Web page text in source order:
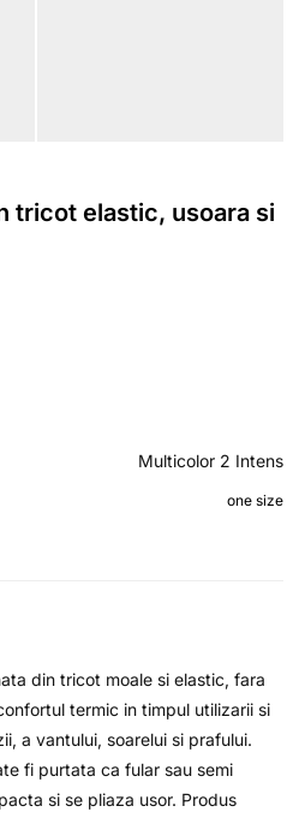
tricot elastic, usoara si
Multicolor 2 Intens
one size
din tricot moale si elastic, fara
termic in timpul utilizarii si
a vantului, soarelui si prafului.
fi purtata ca fular sau semi
si se pliaza usor. Produs